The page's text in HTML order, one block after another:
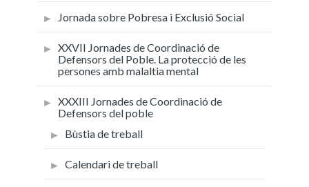
Jornada sobre Pobresa i Exclusió Social
XXVII Jornades de Coordinació de
Defensors del Poble. La protecció de les
persones amb malaltia mental
XXXIII Jornades de Coordinació de
Defensors del poble
Bùstia de treball
Calendari de treball